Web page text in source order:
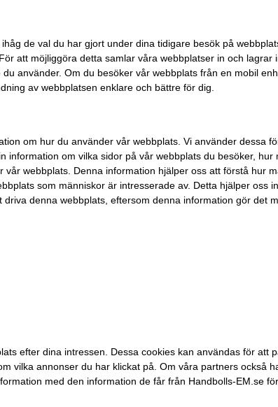
de val du har gjort under dina tidigare besök på
att möjliggöra detta samlar våra webbplatser in och lagrar
använder. Om du besöker vår webbplats från en mobil
av webbplatsen enklare och bättre för dig.
om hur du använder vår webbplats. Vi använder dessa
information om vilka sidor på vår webbplats du besöker, hur
webbplats. Denna information hjälper oss att förstå hur
som människor är intresserade av. Detta hjälper oss
denna webbplats, eftersom denna information gör det
efter dina intressen. Dessa cookies kan användas för att
vilka annonser du har klickat på. Om våra partners också
med den information de får från Handbolls-EM.se